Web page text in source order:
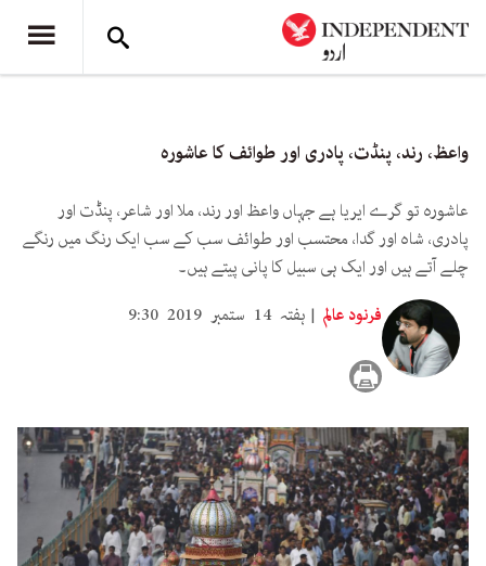
واعظ، رند، پنڈت، پادری اور طوائف کا عاشورہ
عاشورہ تو گرے ایریا ہے جہاں واعظ اور رند، ملا اور شاعر، پنڈت اور
پادری، شاہ اور گدا، محتسب اور طوائف سب کے سب ایک رنگ میں رنگے
چلے آتے ہیں اور ایک ہی سبیل کا پانی پیتے ہیں۔
فرنود عالم
ہفتہ 14 ستمبر 2019 9:30